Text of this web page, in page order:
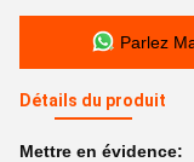
Parlez
Détails du produit
Mettre en évidence: